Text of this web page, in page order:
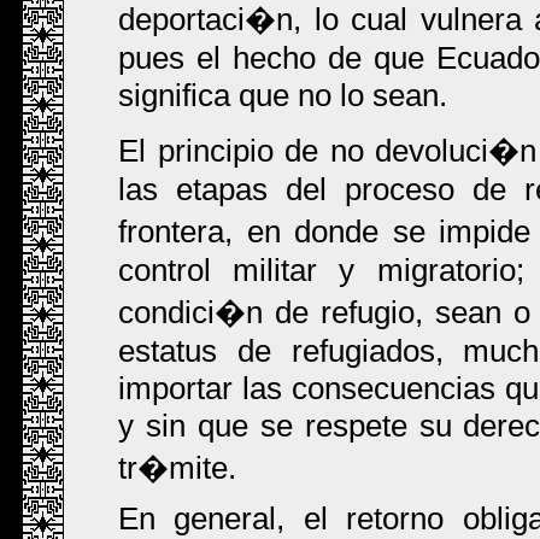
deportaci�n, lo cual
pues el hecho de que
significa que no lo sean.
El principio de no
las etapas del proceso de
frontera, en donde se
control militar y
condici�n de refugio, sean
estatus de refugiados,
importar las consecuencias
y sin que se respete su
tr�mite.
En general, el retorno